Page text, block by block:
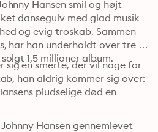
Hansen smil og højt
dansegulv med glad musik
og evig troskab. Sammen
har han underholdt over tre
1,5 millioner album.
sig en smerte, der vil nage for
han aldrig kommer sig over:
pludselige død en
Hansen gennemlevet